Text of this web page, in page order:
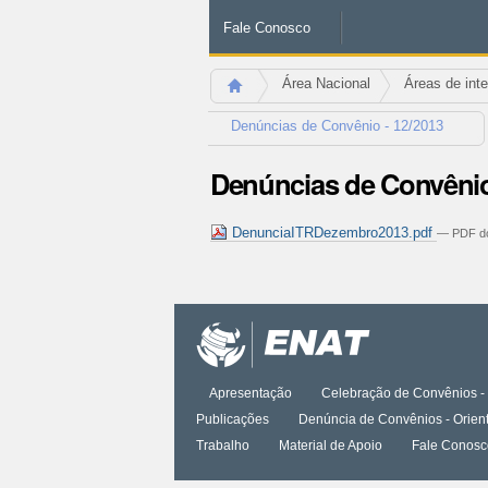
Fale Conosco
Área Nacional Áreas de
Denúncias de Convênio - 12/2013
Denúncias de
DenunciaITRDezembro2013.pdf — PDF
documento
Apresentação Celebração de Convênios
Publicações
Denúncia de Convênios -
Trabalho
Material de Apoio Fale